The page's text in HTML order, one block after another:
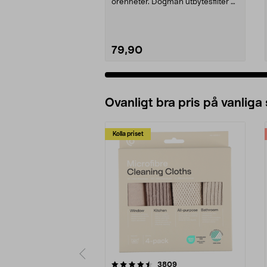
orenheter. Dogman utbytesfilter –
79,90
Ovanligt bra pris på vanliga
Kolla priset
3809recensioner
4.0av 5 stjärnor